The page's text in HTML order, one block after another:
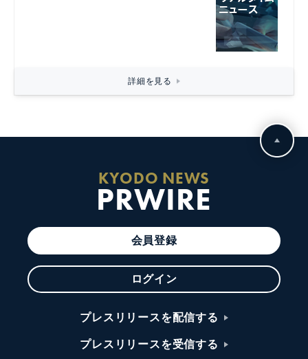
詳細を見る
KYODO NEWS
PRWIRE
会員登録
ログイン
プレスリリースを配信する
プレスリリースを受信する